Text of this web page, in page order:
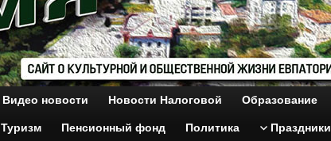
Видео новости Новости Налоговой Образование
Туризм Пенсионный фонд Политика Праздники